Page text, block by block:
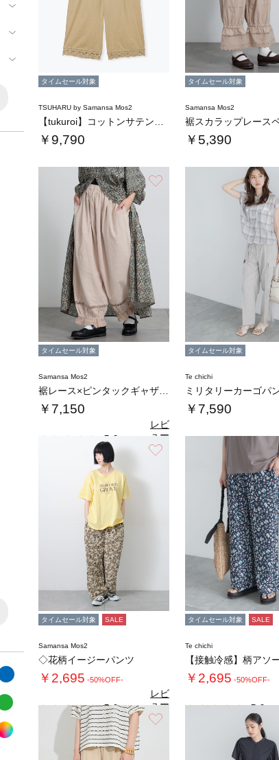
タイムセール対象
TSUHARU by Samansa Mos2
￥9,790
タイムセール対象
Samansa Mos2
￥5,390
タイムセール対象
Samansa Mos2
￥7,150
5.0
レビ
ュー
を見
る
タイムセール対象
Te chichi
￥7,590
タイムセール対象 SALE
Samansa Mos2
◇花柄イージーパンツ
￥2,695 -50%OFF-
5.0（1）
レビ
ュー
を見
る
タイムセール対象 SALE
Te chichi
￥2,695 -50%OFF-
5.0（